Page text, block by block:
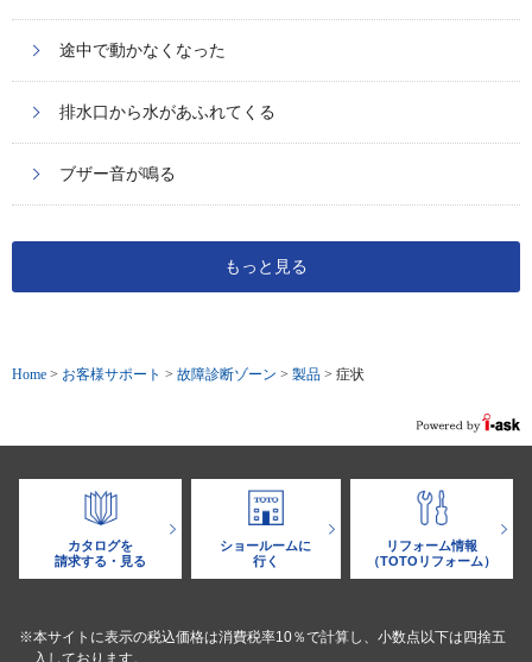
途中で動かなくなった
排水口から水があふれてくる
ブザー音が鳴る
もっと見る
Home > お客様サポート > 故障診断ゾーン > 製品 > 症状
カタログを
請求する・見る
ショールームに
行く
リフォーム情報
（TOTOリフォーム）
※本サイトに表示の税込価格は消費税率10％で計算し、小数点以下は四捨五
入しております。